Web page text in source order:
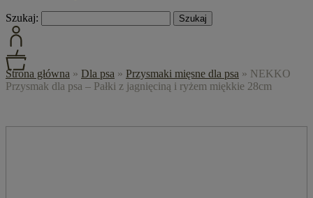
Szukaj:
Strona główna » Dla psa » Przysmaki mięsne dla psa » NEKKO
Przysmak dla psa – Pałki z jagnięciną i ryżem miękkie 28cm